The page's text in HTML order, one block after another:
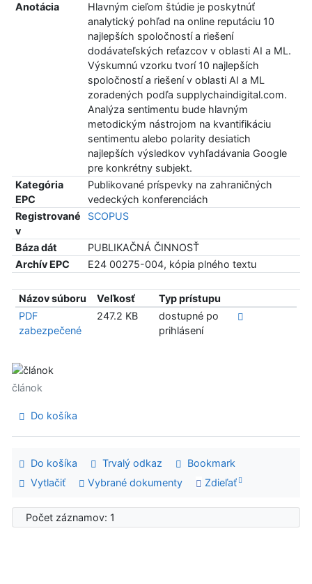
Anotácia
Hlavným cieľom štúdie je poskytnúť
analytický pohľad na online reputáciu 10
najlepších spoločností a riešení
dodávateľských reťazcov v oblasti AI a ML.
Výskumnú vzorku tvorí 10 najlepších
spoločností a riešení v oblasti AI a ML
zoradených podľa supplychaindigital.com.
Analýza sentimentu bude hlavným
metodickým nástrojom na kvantifikáciu
sentimentu alebo polarity desiatich
najlepších výsledkov vyhľadávania Google
pre konkrétny subjekt.
Kategória
EPC
Publikované príspevky na zahraničných
vedeckých konferenciách
Registrované
v
SCOPUS
Báza dát
PUBLIKAČNÁ ČINNOSŤ
Archív EPC
E24 00275-004, kópia plného textu
Názov súboru Veľkosť
Typ prístupu
PDF
zabezpečené
247.2 KB
dostupné po
prihlásení
článok
Do košíka
Do košíka Trvalý odkaz
Bookmark
Vytlačiť
Vybrané dokumenty Zdieľať
Počet záznamov: 1